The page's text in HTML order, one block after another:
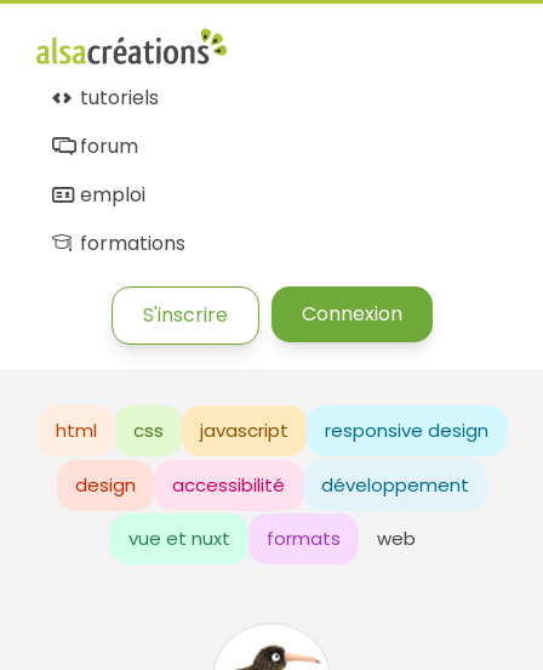
tutoriels
forum
emploi
formations
S'inscrire Connexion
html css javascript responsive design
design accessibilité développement
vue et nuxt formats web